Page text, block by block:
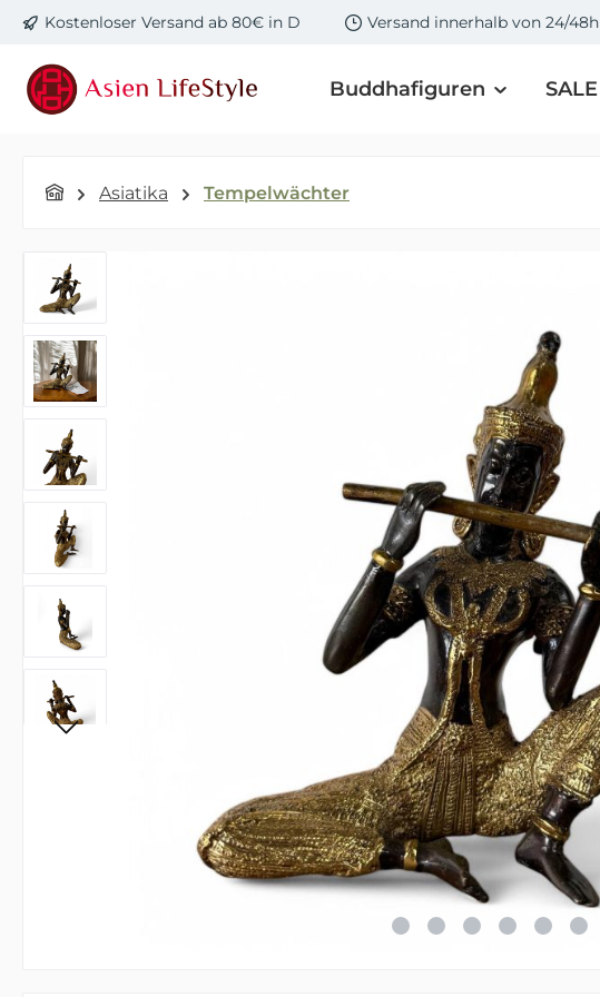
Hauptinhalt springen
Zur Suche springen
Zur Hauptnavigation springen
Kostenloser Versand ab 80€ in D Versand innerhalb von 24/48h
Buddhafiguren SALE
Asiatika Tempelwächter
Bildergalerie überspringen